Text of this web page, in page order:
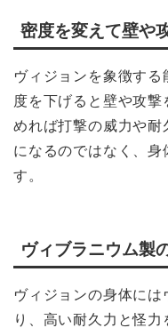
密度を変えて壁や
ヴィジョンを象徴す
度を下げると壁や攻
めれば打撃の威力や耐
になるのではなく、身
す。
ヴィブラニウム製
ヴィジョンの身体に
り、高い耐久力と怪